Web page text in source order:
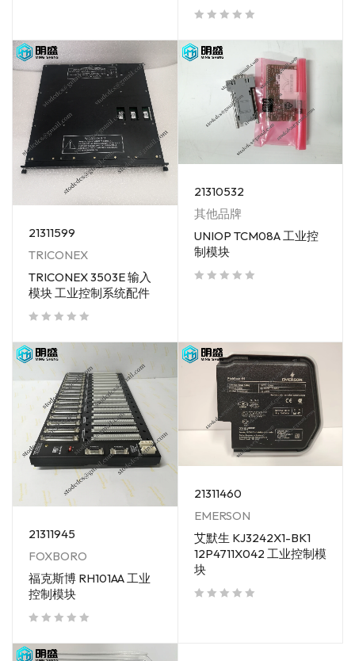
21311599
TRICONEX
TRICONEX 3503E 输入
模块 工业控制系统配件
21310532
其他品牌
UNIOP TCM08A 工业控
制模块
21311945
FOXBORO
福克斯博 RH101AA 工业
控制模块
21311460
EMERSON
艾默生 KJ3242X1-BK1
12P4711X042 工业控制模
块